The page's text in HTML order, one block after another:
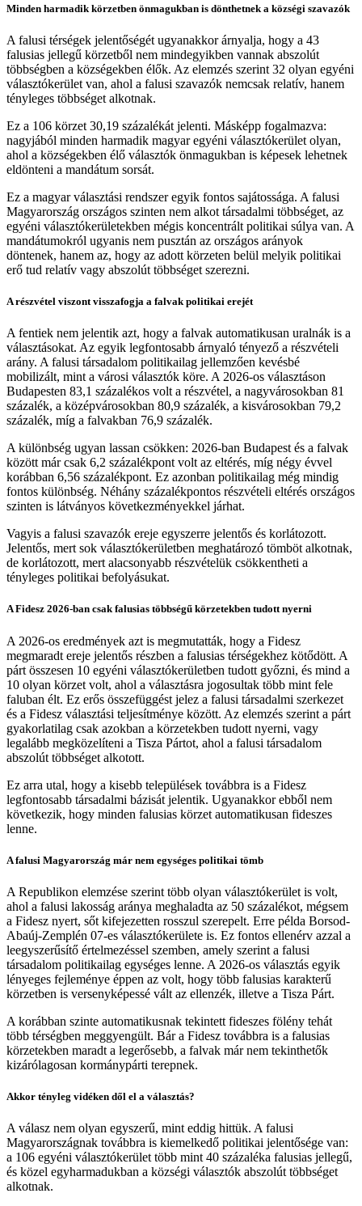
Minden harmadik körzetben önmagukban is dönthetnek a községi szavazók
A falusi térségek jelentőségét ugyanakkor árnyalja, hogy a 43
falusias jellegű körzetből nem mindegyikben vannak abszolút
többségben a községekben élők. Az elemzés szerint 32 olyan egyéni
választókerület van, ahol a falusi szavazók nemcsak relatív, hanem
tényleges többséget alkotnak.
Ez a 106 körzet 30,19 százalékát jelenti. Másképp fogalmazva:
nagyjából minden harmadik magyar egyéni választókerület olyan,
ahol a községekben élő választók önmagukban is képesek lehetnek
eldönteni a mandátum sorsát.
Ez a magyar választási rendszer egyik fontos sajátossága. A falusi
Magyarország országos szinten nem alkot társadalmi többséget, az
egyéni választókerületekben mégis koncentrált politikai súlya van. A
mandátumokról ugyanis nem pusztán az országos arányok
döntenek, hanem az, hogy az adott körzeten belül melyik politikai
erő tud relatív vagy abszolút többséget szerezni.
A részvétel viszont visszafogja a falvak politikai erejét
A fentiek nem jelentik azt, hogy a falvak automatikusan uralnák is a
választásokat. Az egyik legfontosabb árnyaló tényező a részvételi
arány. A falusi társadalom politikailag jellemzően kevésbé
mobilizált, mint a városi választók köre. A 2026-os választáson
Budapesten 83,1 százalékos volt a részvétel, a nagyvárosokban 81
százalék, a középvárosokban 80,9 százalék, a kisvárosokban 79,2
százalék, míg a falvakban 76,9 százalék.
A különbség ugyan lassan csökken: 2026-ban Budapest és a falvak
között már csak 6,2 százalékpont volt az eltérés, míg négy évvel
korábban 6,56 százalékpont. Ez azonban politikailag még mindig
fontos különbség. Néhány százalékpontos részvételi eltérés országos
szinten is látványos következményekkel járhat.
Vagyis a falusi szavazók ereje egyszerre jelentős és korlátozott.
Jelentős, mert sok választókerületben meghatározó tömböt alkotnak,
de korlátozott, mert alacsonyabb részvételük csökkentheti a
tényleges politikai befolyásukat.
A Fidesz 2026-ban csak falusias többségű körzetekben tudott nyerni
A 2026-os eredmények azt is megmutatták, hogy a Fidesz
megmaradt ereje jelentős részben a falusias térségekhez kötődött. A
párt összesen 10 egyéni választókerületben tudott győzni, és mind a
10 olyan körzet volt, ahol a választásra jogosultak több mint fele
faluban élt. Ez erős összefüggést jelez a falusi társadalmi szerkezet
és a Fidesz választási teljesítménye között. Az elemzés szerint a párt
gyakorlatilag csak azokban a körzetekben tudott nyerni, vagy
legalább megközelíteni a Tisza Pártot, ahol a falusi társadalom
abszolút többséget alkotott.
Ez arra utal, hogy a kisebb települések továbbra is a Fidesz
legfontosabb társadalmi bázisát jelentik. Ugyanakkor ebből nem
következik, hogy minden falusias körzet automatikusan fideszes
lenne.
A falusi Magyarország már nem egységes politikai tömb
A Republikon elemzése szerint több olyan választókerület is volt,
ahol a falusi lakosság aránya meghaladta az 50 százalékot, mégsem
a Fidesz nyert, sőt kifejezetten rosszul szerepelt. Erre példa Borsod-
Abaúj-Zemplén 07-es választókerülete is. Ez fontos ellenérv azzal a
leegyszerűsítő értelmezéssel szemben, amely szerint a falusi
társadalom politikailag egységes lenne. A 2026-os választás egyik
lényeges fejleménye éppen az volt, hogy több falusias karakterű
körzetben is versenyképessé vált az ellenzék, illetve a Tisza Párt.
A korábban szinte automatikusnak tekintett fideszes fölény tehát
több térségben meggyengült. Bár a Fidesz továbbra is a falusias
körzetekben maradt a legerősebb, a falvak már nem tekinthetők
kizárólagosan kormánypárti terepnek.
Akkor tényleg vidéken dől el a választás?
A válasz nem olyan egyszerű, mint eddig hittük. A falusi
Magyarországnak továbbra is kiemelkedő politikai jelentősége van:
a 106 egyéni választókerület több mint 40 százaléka falusias jellegű,
és közel egyharmadukban a községi választók abszolút többséget
alkotnak.